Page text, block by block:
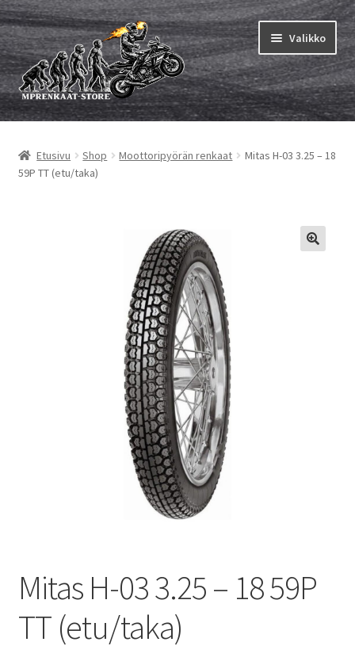
Siirry
navigointiin
Siirry
sisältöön
Valikko
MP renkaat
tason
Sisärenkaat ja nauhat
tason
Etusivu Shop Moottoripyörän renkaat
Mitas H-03 3.25 – 18
59P TT (etu/taka)
Mitas H-03 3.25 – 18 59P
TT (etu/taka)